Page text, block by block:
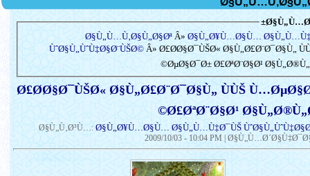
Ø§Ù„Ù…Ù‚Ø§Ù„Ø§Øª Â»Ø§Ù„Ø¥Ù…Ø§Ù…
ÙˆØ§Ù„ÙˆÙ‡Ø§Ø¨ÙŠØ© Â» Ø£Ø­Ø§Ø¯ÙŠØ« Ø§Ù„Ø£Ø¨Ø¯Ø§Ù„
ØµØ§Ø¯Ø± Ø£ØªØ¨Ø§Ø¹
Ø£Ø­Ø§Ø¯ÙŠØ« Ø§Ù„Ø£Ø¨Ø¯Ø§Ù„ ÙÙŠ
Ø£ØªØ¨Ø§Ø¹
Ø§Ù„Ù‚Ø³Ù…: Ø§Ù„Ø¥Ù…Ø§Ù… Ø§Ù„Ù…Ù‡Ø¯ÙŠ
2009/10/03 - 10:04 PM|